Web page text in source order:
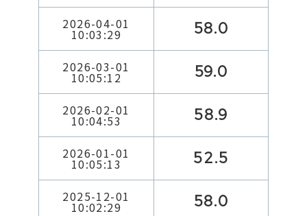
2026-04-01
10:03:29 58.0
2026-03-01
10:05:12 59.0
2026-02-01
10:04:53 58.9
2026-01-01
10:05:13 52.5
2025-12-01
10:02:29 58.0